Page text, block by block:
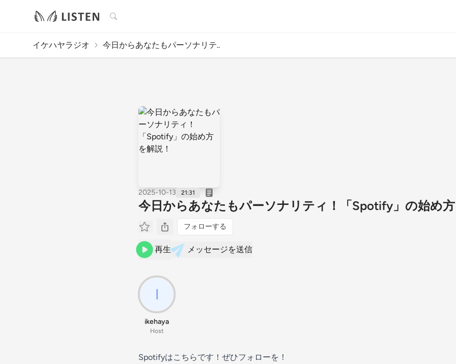
検索
イケハヤラジオ 今日からあなたもパーソナリテ..
2025-10-13 21:31
今日からあなたもパーソナリティ！「Spotify」の始め
フォローする
再生 メッセージを送信
ikehaya
Host
Spotifyはこちらです！ぜひフォローを！